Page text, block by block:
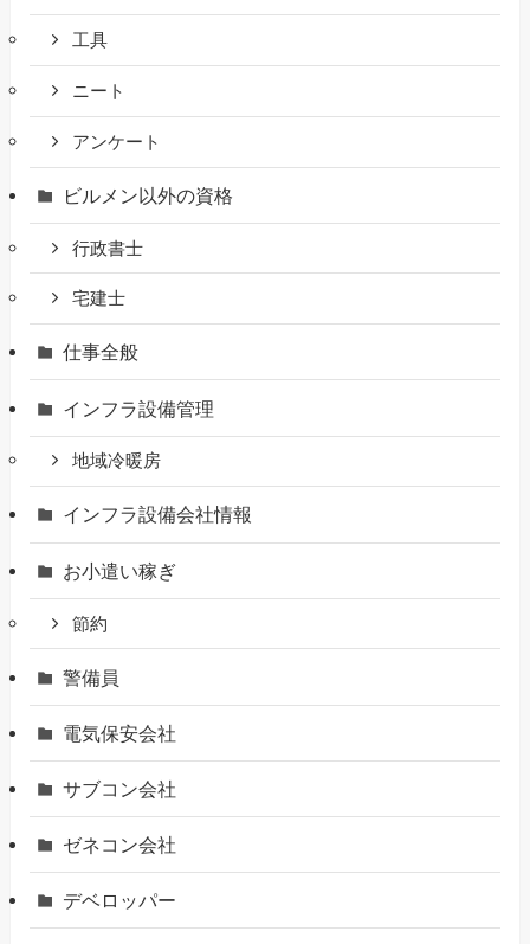
工具
ニート
アンケート
ビルメン以外の資格
行政書士
宅建士
仕事全般
インフラ設備管理
地域冷暖房
インフラ設備会社情報
お小遣い稼ぎ
節約
警備員
電気保安会社
サブコン会社
ゼネコン会社
デベロッパー